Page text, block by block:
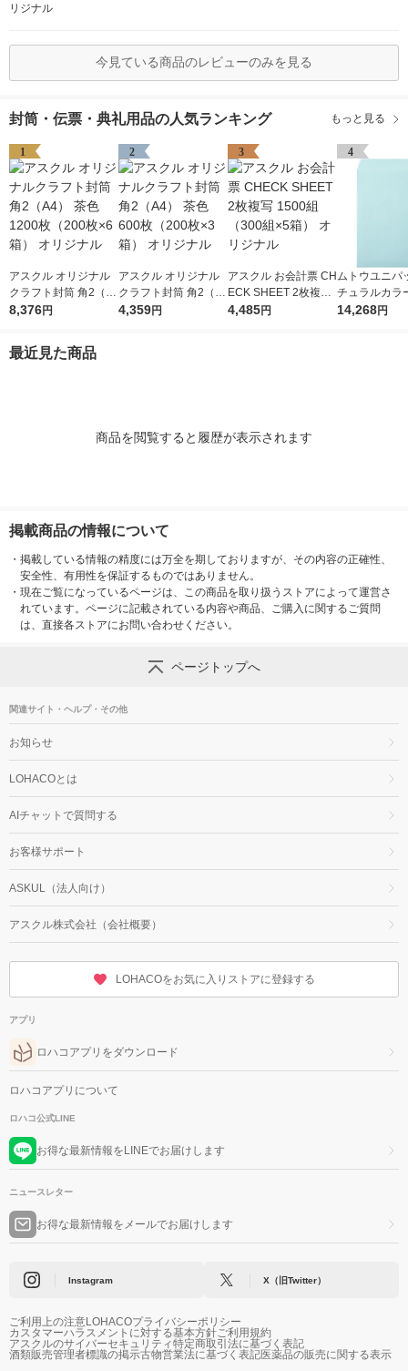
リジナル
今見ている商品のレビューのみを見る
封筒・伝票・典礼用品の人気ランキング もっと見る
1
アスクル オリジナル
クラフト封筒 角2（A
4） 茶色 1200枚（20
8,376円
2
アスクル オリジナル
クラフト封筒 角2（A
4） 茶色 600枚（200
4,359円
3
アスクル お会計票 CH
ECK SHEET 2枚複写
1500組（300組×5
4,485円
4
ムトウユニパ
チュラルカラ
角2（A4） ブ
14,268円
最近見た商品
商品を閲覧すると履歴が表示されます
掲載商品の情報について
・ 掲載している情報の精度には万全を期しておりますが、その内容の正確性、
安全性、有用性を保証するものではありません。
・ 現在ご覧になっているページは、この商品を取り扱うストアによって運営さ
れています。ページに記載されている内容や商品、ご購入に関するご質問
は、直接各ストアにお問い合わせください。
ページトップへ
関連サイト・ヘルプ・その他
お知らせ
LOHACOとは
AIチャットで質問する
お客様サポート
ASKUL（法人向け）
アスクル株式会社（会社概要）
LOHACOをお気に入りストアに登録する
アプリ
ロハコアプリをダウンロード
ロハコアプリについて
ロハコ公式LINE
お得な最新情報をLINEでお届けします
ニュースレター
お得な最新情報をメールでお届けします
Instagram X（旧Twitter）
ご利用上の注意LOHACOプライバシーポリシー
カスタマーハラスメントに対する基本方針ご利用規約
アスクルのサイバーセキュリティ特定商取引法に基づく表記
酒類販売管理者標識の掲示古物営業法に基づく表記医薬品の販売に関する表示